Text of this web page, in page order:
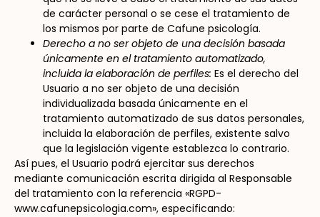
de carácter personal o se cese el tratamiento de
los mismos por parte de Cafune psicología.
Derecho a no ser objeto de una decisión basada
únicamente en el tratamiento automatizado,
incluida la elaboración de perfiles: Es el derecho del
Usuario a no ser objeto de una decisión
individualizada basada únicamente en el
tratamiento automatizado de sus datos personales,
incluida la elaboración de perfiles, existente salvo
que la legislación vigente establezca lo contrario.
Así pues, el Usuario podrá ejercitar sus derechos
mediante comunicación escrita dirigida al Responsable
del tratamiento con la referencia «RGPD-
www.cafunepsicologia.com», especificando: